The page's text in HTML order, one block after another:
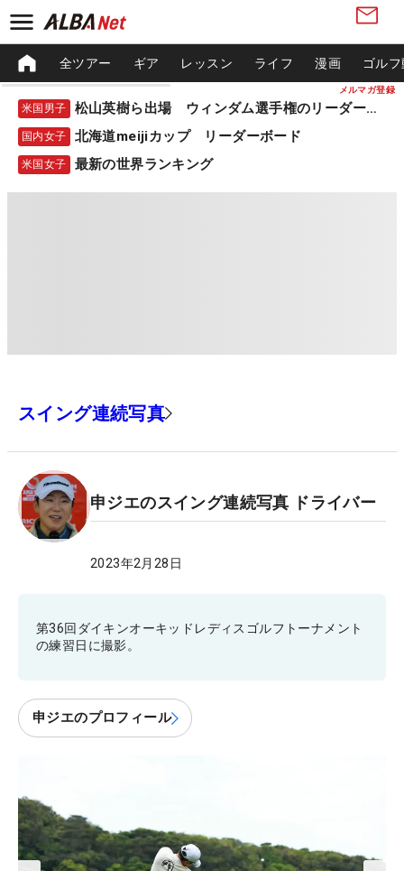
メルマガ登録
全ツアー ギア レッスン ライフ 漫画 ゴル
米国男子 松山英樹ら出場 ウィンダム選手権のリーダーボード
国内女子 北海道meijiカップ リーダーボード
米国女子 最新の世界ランキング
スイング連続写真
申ジエのスイング連続写真 ドライバー
2023年2月28日
第36回ダイキンオーキッドレディスゴルフトーナメント
の練習日に撮影。
申ジエのプロフィール